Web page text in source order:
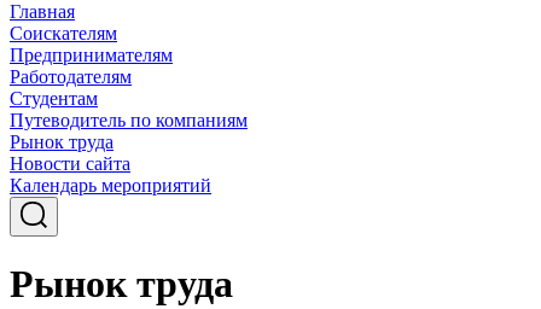
Главная
Соискателям
Предпринимателям
Работодателям
Студентам
Путеводитель по компаниям
Рынок труда
Новости сайта
Календарь мероприятий
Рынок труда